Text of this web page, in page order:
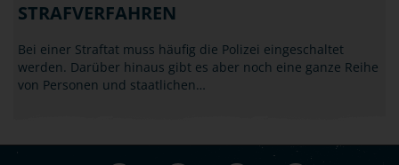
STRAFVERFAHREN
Bei einer Straftat muss häufig die Polizei eingeschaltet
werden. Darüber hinaus gibt es aber noch eine ganze Reihe
von Personen und staatlichen…